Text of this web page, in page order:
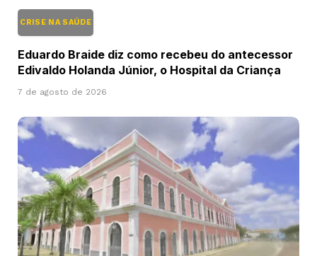
CRISE NA SAÚDE
Eduardo Braide diz como recebeu do antecessor
Edivaldo Holanda Júnior, o Hospital da Criança
7 de agosto de 2026